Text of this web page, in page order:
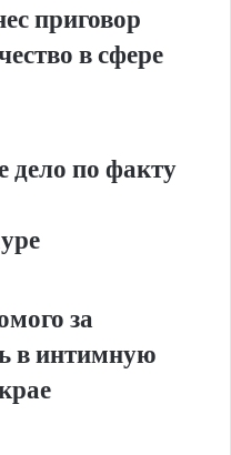
приговор
в сфере
дело по факту
за
в интимную